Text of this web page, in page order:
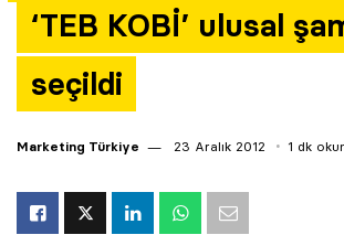
‘TEB KOBİ’ ulusal
seçildi
Marketing Türkiye 23 Aralık 2012 1 dk
Yazarlar
Araştırma